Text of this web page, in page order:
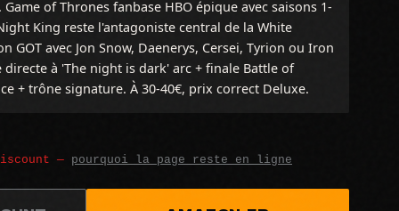
of Thrones fanbase HBO épique avec saisons 1-
King reste l'antagoniste central de la White
GOT avec Jon Snow, Daenerys, Cersei, Tyrion ou Iron
directe à 'The night is dark' arc + finale Battle of
+ trône signature. À 30-40€, prix correct Deluxe.
— pourquoi la page reste en ligne